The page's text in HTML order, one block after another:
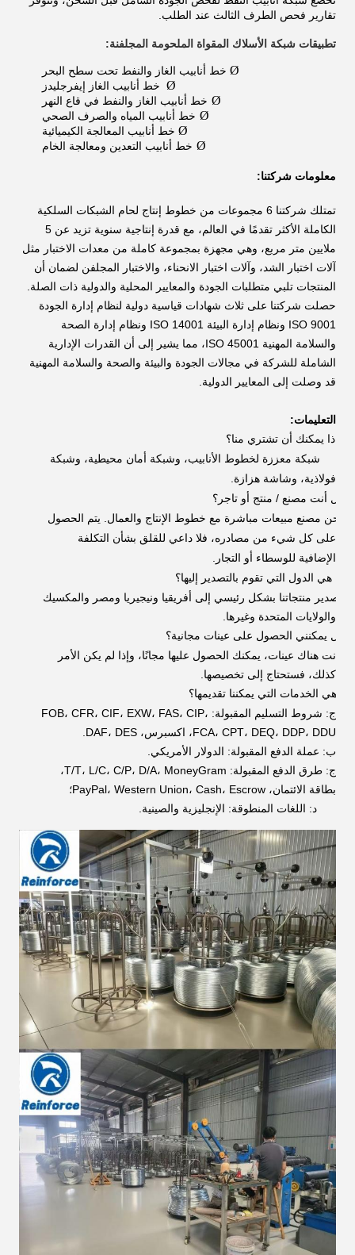
تقارير فحص الطرف الثالث عند الطلب.
تطبيقات شبكة الأسلاك المقواة الملحومة المجلفنة:
Ø خط أنابيب الغاز والنفط تحت سطح البحر
Ø خط أنابيب الغاز إيفرجليدز
Ø خط أنابيب الغاز والنفط في قاع النهر
Ø خط أنابيب المياه والصرف الصحي
Ø خط أنابيب المعالجة الكيميائية
Ø خط أنابيب التعدين ومعالجة الخام
معلومات شركتنا:
تمتلك شركتنا 6 مجموعات من خطوط إنتاج لحام الشبكات السلكية
الكاملة الأكثر تقدمًا في العالم، مع قدرة إنتاجية سنوية تزيد عن 5
ملايين متر مربع، وهي مجهزة بمجموعة كاملة من معدات الاختبار مثل
آلات اختبار الشد، وآلات اختبار الانحناء، والاختبار المجلفن لضمان أن
المنتجات تلبي متطلبات الجودة والمعايير المحلية والدولية ذات الصلة.
حصلت شركتنا على ثلاث شهادات قياسية دولية لنظام إدارة الجودة
ISO 9001 ونظام إدارة البيئة ISO 14001 ونظام إدارة الصحة
والسلامة المهنية ISO 45001، مما يشير إلى أن القدرات الإدارية
الشاملة للشركة في مجالات الجودة والبيئة والصحة والسلامة المهنية
قد وصلت إلى المعايير الدولية.
التعليمات:
ماذا يمكنك أن تشتري منا؟
شبكة معززة لخطوط الأنابيب، وشبكة أمان محيطية، وشبكة
فولاذية، وشاشة هزازة.
هل أنت مصنع / منتج أو تاجر؟
نحن مصنع مبيعات مباشرة مع خطوط الإنتاج والعمال. يتم الحصول
على كل شيء من مصادره، فلا داعي للقلق بشأن التكلفة
الإضافية للوسطاء أو التجار.
ما هي الدول التي تقوم بالتصدير إليها؟
تصدير منتجاتنا بشكل رئيسي إلى أفريقيا ونيجيريا ومصر والمكسيك
والولايات المتحدة وغيرها.
هل يمكنني الحصول على عينات مجانية؟
كانت هناك عينات، يمكنك الحصول عليها مجانًا، وإذا لم يكن الأمر
كذلك، فستحتاج إلى تخصيصها.
ما هي الخدمات التي يمكننا تقديمها؟
ج: شروط التسليم المقبولة: FOB، CFR، CIF، EXW، FAS، CIP،
FCA، CPT، DEQ، DDP، DDU، اكسبرس، DAF، DES.
ب: عملة الدفع المقبولة: الدولار الأمريكي.
ج: طرق الدفع المقبولة: T/T، L/C، C/P، D/A، MoneyGram،
بطاقة الائتمان، PayPal، Western Union، Cash، Escrow؛
د: اللغات المنطوقة: الإنجليزية والصينية.